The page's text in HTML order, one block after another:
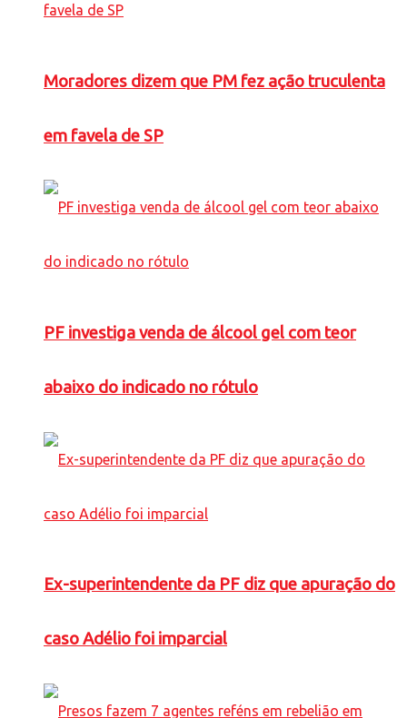
Moradores dizem que PM fez ação truculenta
em favela de SP
PF investiga venda de álcool gel com teor
abaixo do indicado no rótulo
Ex-superintendente da PF diz que apuração do
caso Adélio foi imparcial